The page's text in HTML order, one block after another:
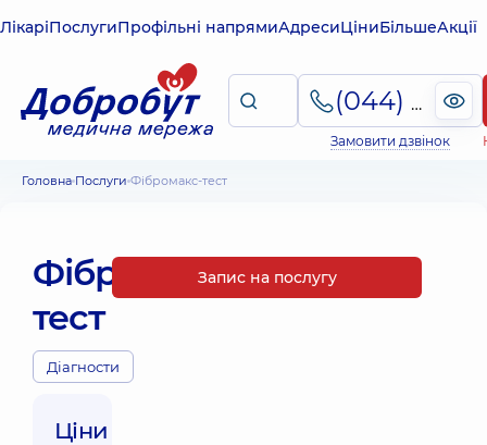
ЛікаріПослугиПрофільні напрямиАдресиЦіниБільшеАкції
(044) 495-2-888
Замовити дзвінок
Головна Послуги Фібромакс-тест
Фібромакс-
тест
Діагности
Ціни
Запис на послугу